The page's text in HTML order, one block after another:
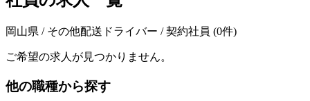
岡山県 / その他配送ドライバー / 契約社員 (0件)
ご希望の求人が見つかりません。
他の職種から探す